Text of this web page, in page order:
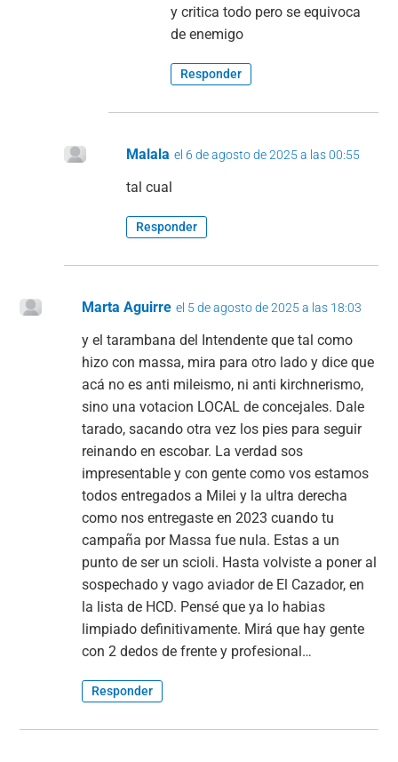
y critica todo pero se equivoca
de enemigo
Responder
Malala el 6 de agosto de 2025 a las 00:55
tal cual
Responder
Marta Aguirre el 5 de agosto de 2025 a las 18:03
y el tarambana del Intendente que tal como
hizo con massa, mira para otro lado y dice que
acá no es anti mileismo, ni anti kirchnerismo,
sino una votacion LOCAL de concejales. Dale
tarado, sacando otra vez los pies para seguir
reinando en escobar. La verdad sos
impresentable y con gente como vos estamos
todos entregados a Milei y la ultra derecha
como nos entregaste en 2023 cuando tu
campaña por Massa fue nula. Estas a un
punto de ser un scioli. Hasta volviste a poner al
sospechado y vago aviador de El Cazador, en
la lista de HCD. Pensé que ya lo habias
limpiado definitivamente. Mirá que hay gente
con 2 dedos de frente y profesional…
Responder